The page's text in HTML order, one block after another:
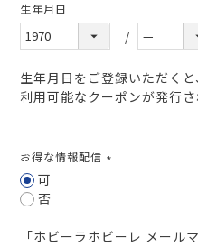
生年月日
生年月日をご登録いただく
利用可能なクーポンが発行
お得な情報配信
可
否
「ホビーラホビーレ メール